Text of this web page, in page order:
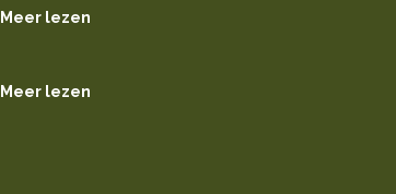
Meer lezen
Meer lezen